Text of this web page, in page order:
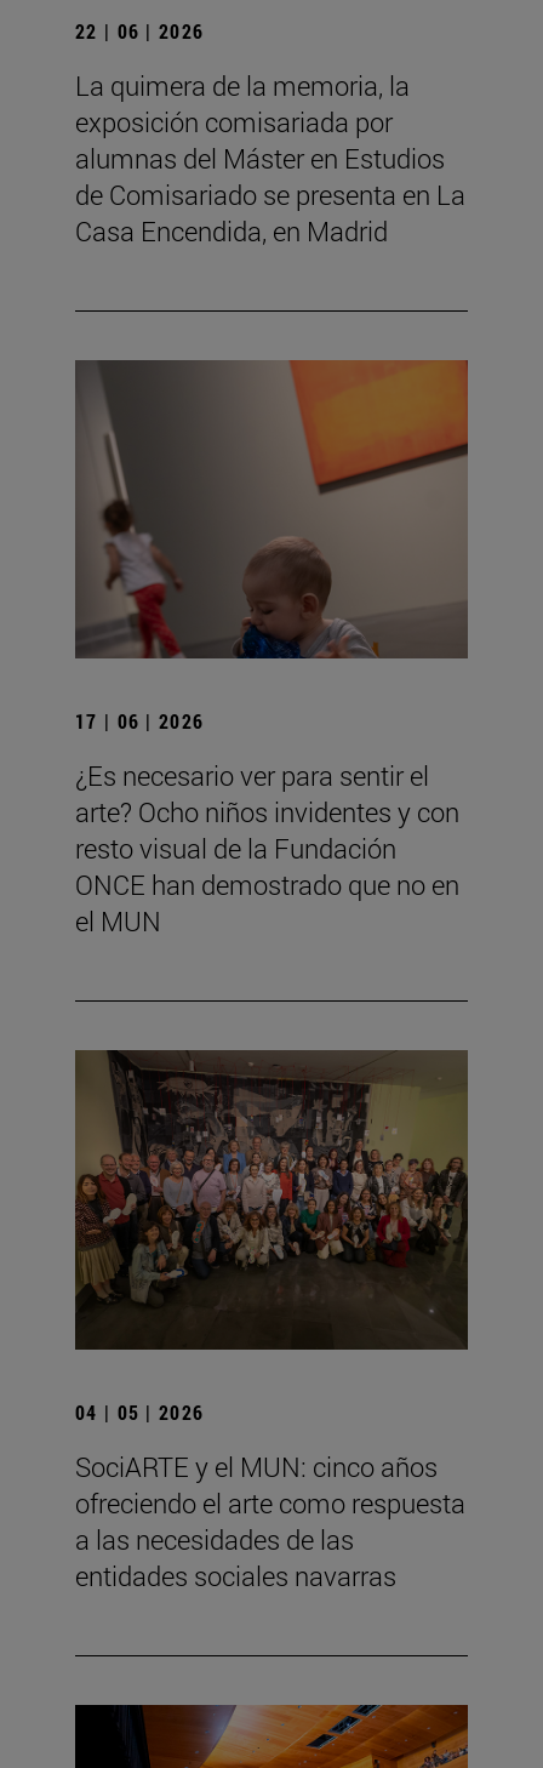
22 | 06 | 2026
La quimera de la memoria, la
exposición comisariada por
alumnas del Máster en Estudios
de Comisariado se presenta en La
Casa Encendida, en Madrid
17 | 06 | 2026
¿Es necesario ver para sentir el
arte? Ocho niños invidentes y con
resto visual de la Fundación
ONCE han demostrado que no en
el MUN
04 | 05 | 2026
SociARTE y el MUN: cinco años
ofreciendo el arte como respuesta
a las necesidades de las
entidades sociales navarras